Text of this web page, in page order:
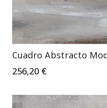
Cuadro Abstracto
256,20 €